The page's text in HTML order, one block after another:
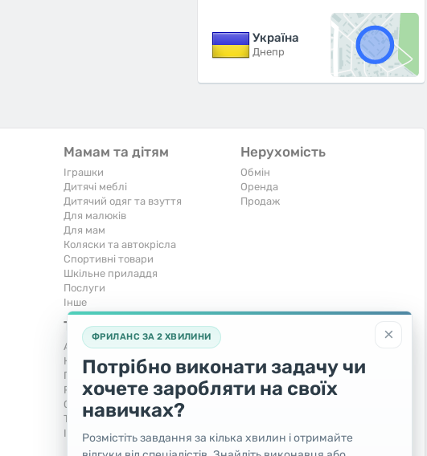
Україна
Днепр
Мамам та дітям
Іграшки
Дитячі меблі
Дитячий одяг та взуття
Для малюків
Для мам
Коляски та автокрісла
Спортивні товари
Шкільне приладдя
Послуги
Iнше
Нерухомість
Обмін
Оренда
Продаж
Тварини та рослини
Акваріумістика
Кішки
Послуги
Рослини та дерева
Собаки
Товари для тварин
Інші тварини
Запчастини та аксесуари
Комерційний транспорт
Легкові автомобілі
Послуги
Яхти, човни, байдарки
×
ФРИЛАНС ЗА 2 ХВИЛИНИ
Потрібно виконати задачу чи
хочете заробляти на своїх
навичках?
Розмістіть завдання за кілька хвилин і отримайте